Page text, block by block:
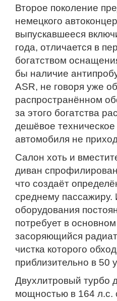
Второе поколение
немецкого
выпускавшееся
года, отличается в
богатством
бы наличие
ASR, не говоря уже
распространённом
за этого богатства
дешёвое
автомобиля не
Салон хоть и
диван
что создаёт
среднему пассажиру.
оборудования
потребует в
засоряющийся
чистка которого
приблизительно в 50
Двухлитровый турбо
мощностью в 164 л.с.